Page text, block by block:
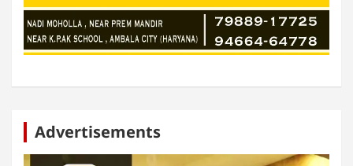
Advertisements